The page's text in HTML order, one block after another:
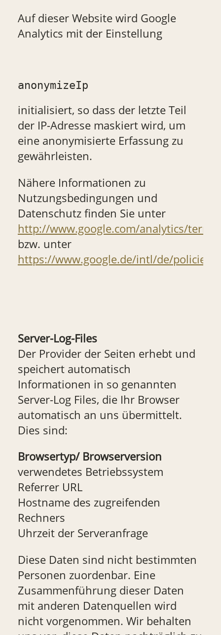
Auf dieser Website wird Google
Analytics mit der Einstellung
anonymizeIp
initialisiert, so dass der letzte Teil
der IP-Adresse maskiert wird, um
eine anonymisierte Erfassung zu
gewährleisten.
Nähere Informationen zu
Nutzungsbedingungen und
Datenschutz finden Sie unter
http://www.google.com/analytics/
bzw. unter
https://www.google.de/intl/de/policies/
Server-Log-Files
Der Provider der Seiten erhebt und
speichert automatisch
Informationen in so genannten
Server-Log Files, die Ihr Browser
automatisch an uns übermittelt.
Dies sind:
Browsertyp/ Browserversion
verwendetes Betriebssystem
Referrer URL
Hostname des zugreifenden
Rechners
Uhrzeit der Serveranfrage
Diese Daten sind nicht bestimmten
Personen zuordenbar. Eine
Zusammenführung dieser Daten
mit anderen Datenquellen wird
nicht vorgenommen. Wir behalten